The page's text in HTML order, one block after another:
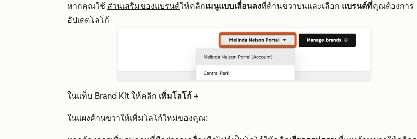
หากคุณใช้ ส่วนเสริมของแบรนด์ให้คลิกเมนูแบบเลื่อนลงที่ด้านขวาบนและเลือก แบรนด์ที่คุณต้องการ
อัปเดตโลโก้
ในแท็บ Brand Kit ให้คลิก เพิ่มโลโก้ +
ในแผงด้านขวาให้เพิ่มโลโก้ใหม่ของคุณ: